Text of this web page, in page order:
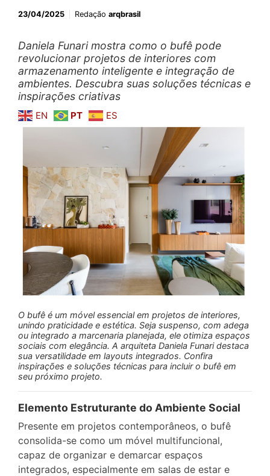
23/04/2025 Redação arqbrasil
Daniela Funari mostra como o bufê pode
revolucionar projetos de interiores com
armazenamento inteligente e integração de
ambientes. Descubra suas soluções técnicas e
inspirações criativas
EN PT ES
O bufê é um móvel essencial em projetos de interiores,
unindo praticidade e estética. Seja suspenso, com adega
ou integrado a marcenaria planejada, ele otimiza espaços
sociais com elegância. A arquiteta Daniela Funari destaca
sua versatilidade em layouts integrados. Confira
inspirações e soluções técnicas para incluir o bufê em
seu próximo projeto.
Elemento Estruturante do Ambiente Social
Presente em projetos contemporâneos, o bufê
consolida-se como um móvel multifuncional,
capaz de organizar e demarcar espaços
integrados, especialmente em salas de estar e